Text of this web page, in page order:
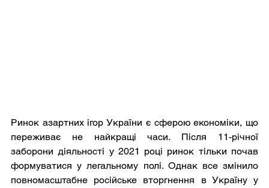
Ринок азартних ігор України є сферою економіки, що
переживає не найкращі часи. Після 11-річної
заборони діяльності у 2021 році ринок тільки почав
формуватися у легальному полі. Однак все змінило
повномасштабне російське вторгнення в Україну у